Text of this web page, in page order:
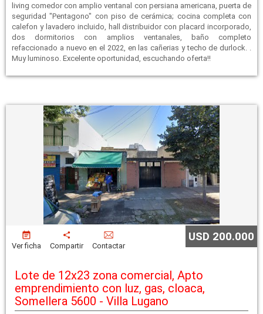
living comedor con amplio ventanal con persiana americana, puerta de
seguridad "Pentagono" con piso de cerámica; cocina completa con
calefon y lavadero incluido, hall distribuidor con placard incorporado,
dos dormitorios con amplios ventanales, baño completo
refaccionado a nuevo en el 2022, en las cañerias y techo de durlock. .
Muy luminoso. Excelente oportunidad, escuchando oferta!!
Ver ficha Compartir Contactar
USD 200.000
Lote de 12x23 zona comercial, Apto
emprendimiento con luz, gas, cloaca,
Somellera 5600 - Villa Lugano